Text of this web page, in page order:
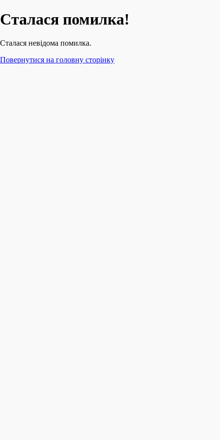
Сталася помилка!
Сталася невідома помилка.
Повернутися на головну сторінку